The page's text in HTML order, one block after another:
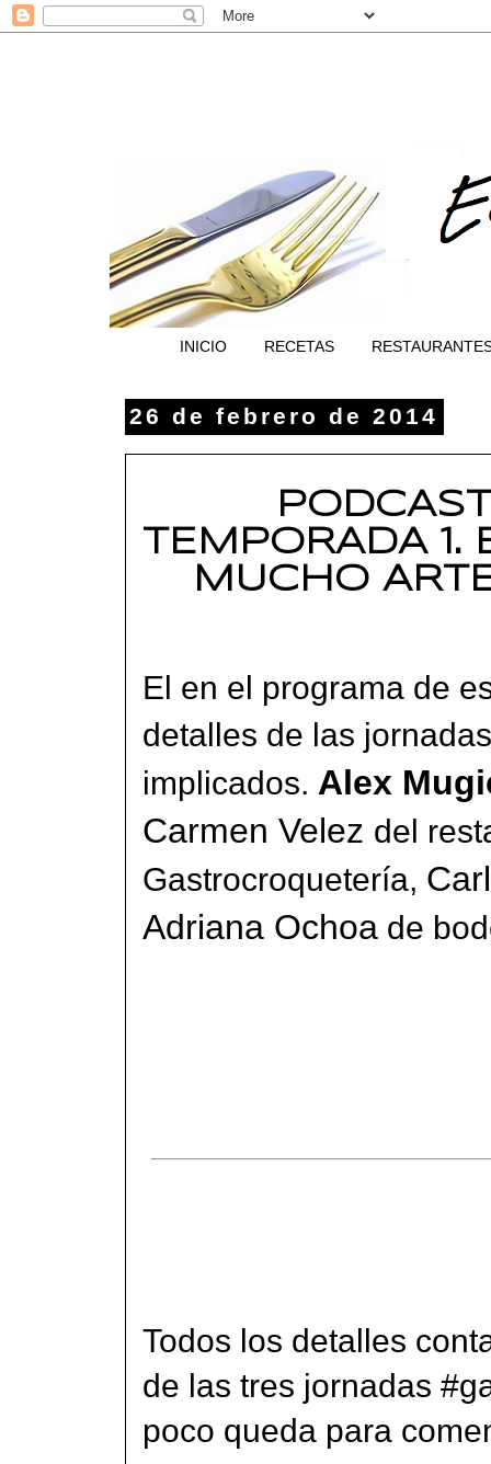
INICIO RECETAS
26 de febrero de 2014
TEMPORADA
MUCHO
El en el programa de
detalles de las jornadas
implicados. Alex
Carmen Velez del
Gastrocroquetería,
Adriana Ochoa de
Todos los detalles
de las tres jornadas
poco queda para